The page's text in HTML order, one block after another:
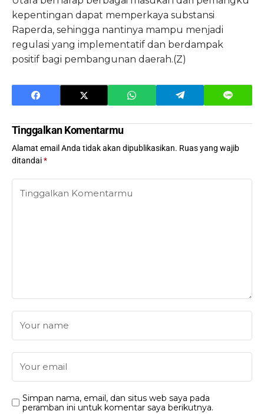
kepentingan dapat memperkaya substansi
Raperda, sehingga nantinya mampu menjadi
regulasi yang implementatif dan berdampak
positif bagi pembangunan daerah.(Z)
Tinggalkan Komentarmu
Alamat email Anda tidak akan dipublikasikan. Ruas yang wajib
ditandai*
Simpan nama, email, dan situs web saya pada
peramban ini untuk komentar saya berikutnya.